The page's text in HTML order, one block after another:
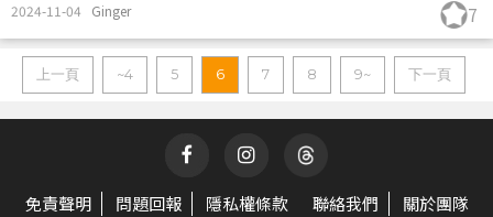
2024-11-04 Ginger 7
上一頁 ~4 5 6 7 8 9~ 下一頁
免責聲明 問題回報 隱私權條款 聯絡我們 關於團隊